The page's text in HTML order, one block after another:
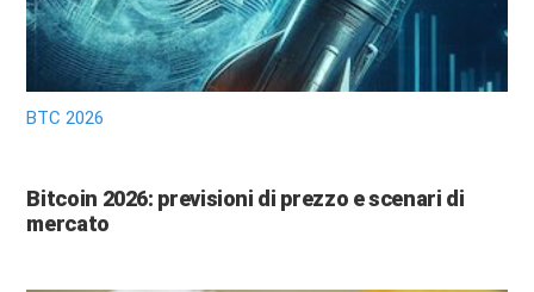
BTC 2026
Bitcoin 2026: previsioni di prezzo e scenari di
mercato